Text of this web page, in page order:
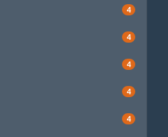
4
4
4
4
4